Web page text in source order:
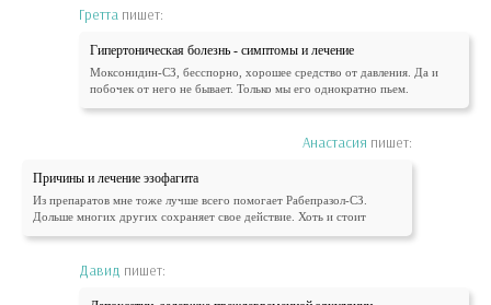
Гретта пишет:
Гипертоническая болезнь - симптомы и лечение
Моксонидин-СЗ, бесспорно, хорошее средство от давления. Да и
побочек от него не бывает. Только мы его однократно пьем.
Анастасия пишет:
Причины и лечение эзофагита
Из препаратов мне тоже лучше всего помогает Рабепразол-СЗ.
Дольше многих других сохраняет свое действие. Хоть и стоит
Давид пишет: